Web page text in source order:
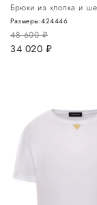
Брюки из хлопка и
48 600руб.
34 020 руб.
Размеры:424446